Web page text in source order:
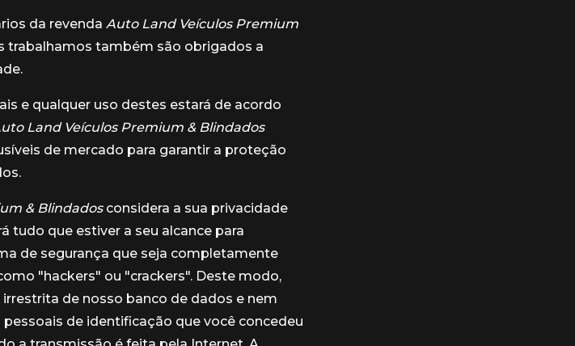
da revenda Auto Land Veículos Premium
trabalhamos também são obrigados a
e qualquer uso destes estará de acordo
Land Veículos Premium & Blindados
de mercado para garantir a proteção
& Blindadosconsidera a sua privacidade
tudo que estiver a seu alcance para
de segurança que seja completamente
"hackers" ou "crackers". Deste modo,
de nosso banco de dados e nem
de identificação que você concedeu